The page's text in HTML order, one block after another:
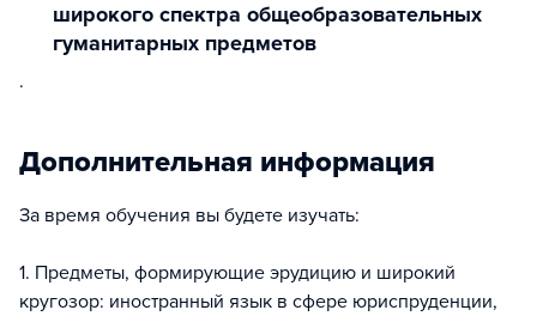
широкого спектра общеобразовательных
гуманитарных предметов
.
Дополнительная информация
За время обучения вы будете изучать:
1. Предметы, формирующие эрудицию и широкий
кругозор: иностранный язык в сфере юриспруденции,